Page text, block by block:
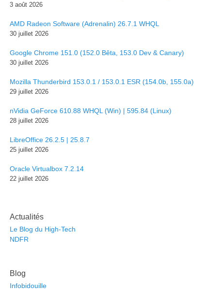
3 août 2026
AMD Radeon Software (Adrenalin) 26.7.1 WHQL
30 juillet 2026
Google Chrome 151.0 (152.0 Bêta, 153.0 Dev & Canary)
30 juillet 2026
Mozilla Thunderbird 153.0.1 / 153.0.1 ESR (154.0b, 155.0a)
29 juillet 2026
nVidia GeForce 610.88 WHQL (Win) | 595.84 (Linux)
28 juillet 2026
LibreOffice 26.2.5 | 25.8.7
25 juillet 2026
Oracle Virtualbox 7.2.14
22 juillet 2026
Actualités
Le Blog du High-Tech
NDFR
Blog
Infobidouille